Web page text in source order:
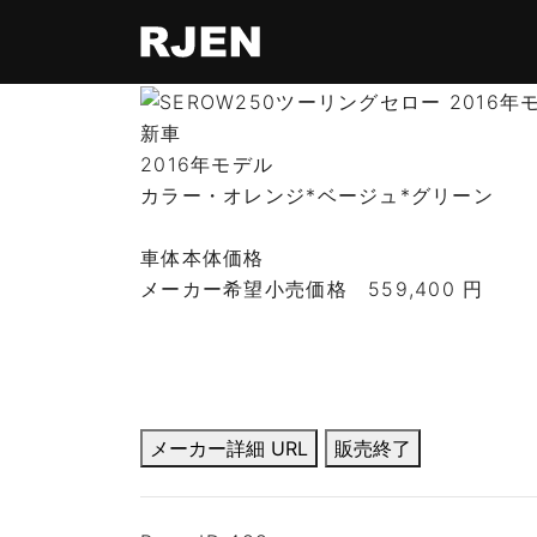
新車
2016年モデル
カラー・オレンジ*ベージュ*グリーン
車体本体価格
メーカー希望小売価格 559,400 円
メーカー詳細 URL 販売終了